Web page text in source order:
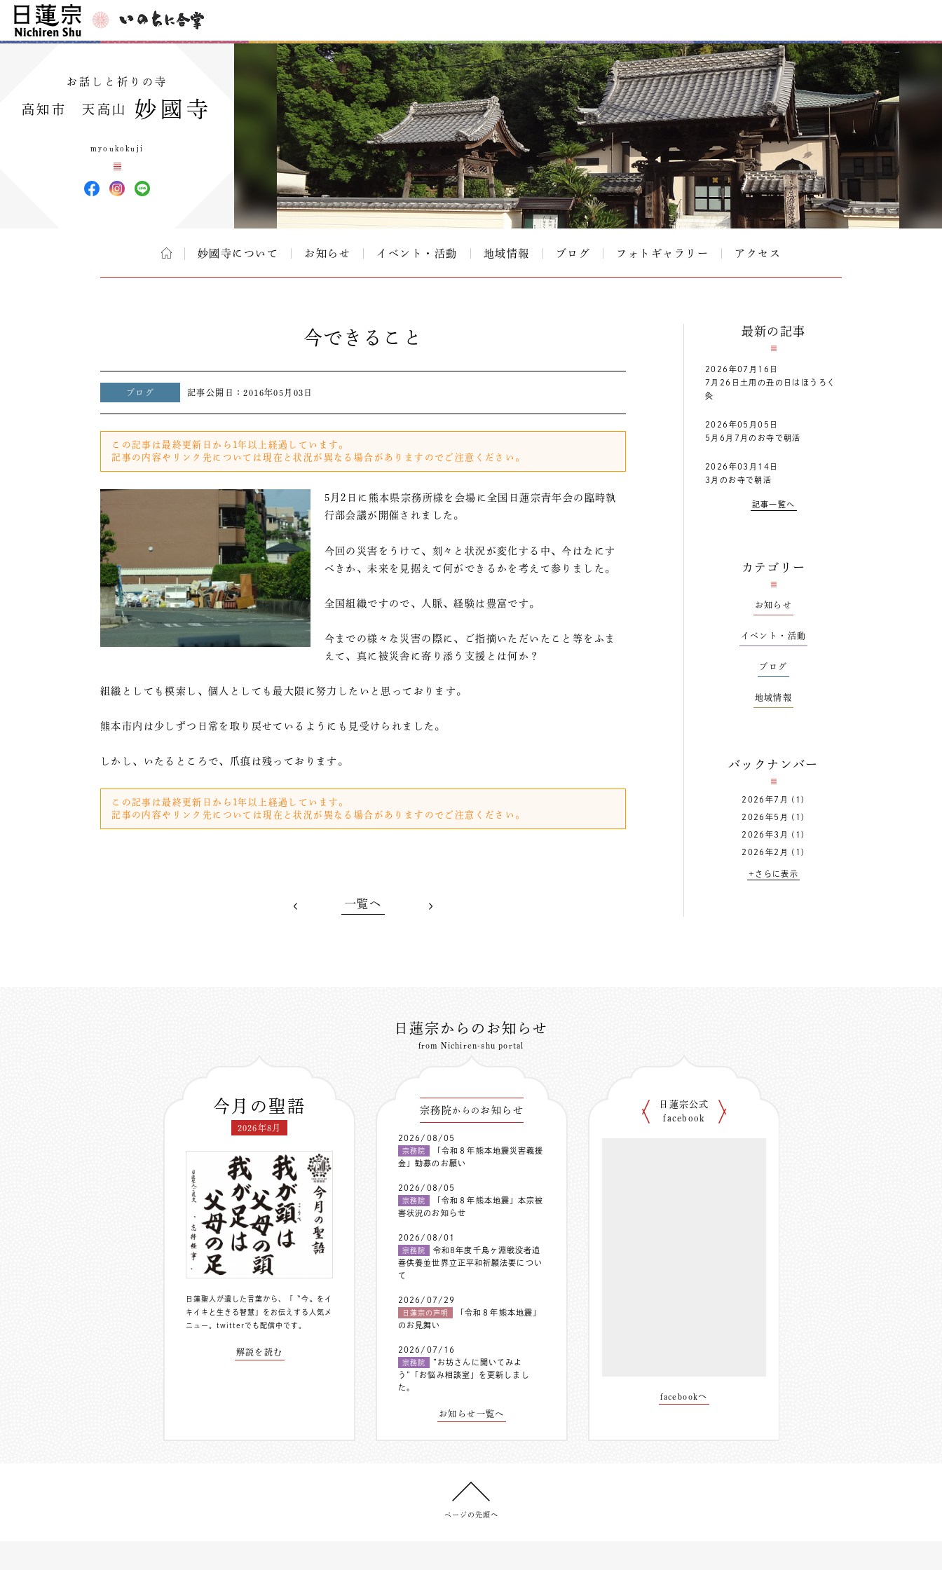
お話しと祈りの寺
高知市 天高山 妙國寺
myoukokuji
妙國寺について お知らせ イベント・活動 地域情報 ブログ フォトギャラリー アクセス
今できること
ブログ 記事公開日：2016年05月03日
この記事は最終更新日から1年以上経過しています。
記事の内容やリンク先については現在と状況が異なる場合がありますのでご注意ください。
5月2日に熊本県宗務所様を会場に全国日蓮宗青年会の臨時執
行部会議が開催されました。
今回の災害をうけて、刻々と状況が変化する中、今はなにす
べきか、未来を見据えて何ができるかを考えて参りました。
全国組織ですので、人脈、経験は豊富です。
今までの様々な災害の際に、ご指摘いただいたこと等をふま
えて、真に被災舎に寄り添う支援とは何か？
組織としても模索し、個人としても最大限に努力したいと思っております。
熊本市内は少しずつ日常を取り戻せているようにも見受けられました。
しかし、いたるところで、爪痕は残っております。
この記事は最終更新日から1年以上経過しています。
記事の内容やリンク先については現在と状況が異なる場合がありますのでご注意ください。
一覧へ
最新の記事
2026年07月16日
7月26日土用の丑の日はほうろく
灸
2026年05月05日
5月6月7月のお寺で朝活
2026年03月14日
3月のお寺で朝活
記事一覧へ
カテゴリー
お知らせ
イベント・活動
ブログ
地域情報
バックナンバー
2026年7月 (1)
2026年5月 (1)
2026年3月 (1)
2026年2月 (1)
+さらに表示
日蓮宗からのお知らせ
from Nichiren-shu portal
今月の聖語
2026年8月
日蓮聖人が遺した言葉から、「〝今〟をイ
キイキと生きる智慧」をお伝えする人気メ
ニュー。 twitterでも配信中 です。
解説を読む
宗務院からの お知らせ
2026/08/05
宗務院
「令和８年熊本地震災害義援
金」勧募のお願い
2026/08/05
宗務院
「令和８年熊本地震」本宗被
害状況のお知らせ
2026/08/01
宗務院
令和8年度千鳥ヶ淵戦没者追
善供養並世界立正平和祈願法要につい
て
2026/07/29
日蓮宗の声明
「令和８年熊本地震」
のお見舞い
2026/07/16
宗務院
”お坊さんに聞いてみよ
う”「お悩み相談室」を更新しまし
た。
お知らせ一覧へ
日蓮宗公式
facebook
facebookへ
ページの先頭へ